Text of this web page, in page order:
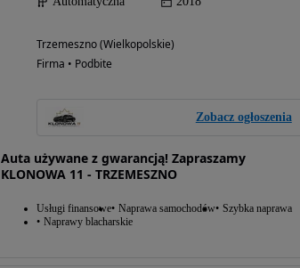
Trzemeszno (Wielkopolskie)
Firma • Podbite
Zobacz ogłoszenia
Auta używane z gwarancją! Zapraszamy
KLONOWA 11 - TRZEMESZNO
Usługi finansowe Naprawa samochodów Szybka naprawa
Naprawy blacharskie